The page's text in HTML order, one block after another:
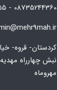
08735244360 - 09356147755
کردستان- قروه-
نبش چهارراه
مهروماه